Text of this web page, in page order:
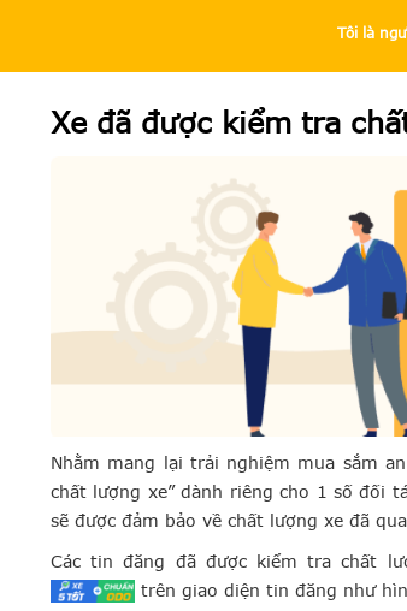
Tôi là
Xe đã được kiểm tra
Nhằm mang lại trải nghiệm mua sắm
chất lượng xe” dành riêng cho 1 số đối
sẽ được đảm bảo về chất lượng xe đã
Các tin đăng đã được kiểm tra chất
trên giao diện tin đăng như